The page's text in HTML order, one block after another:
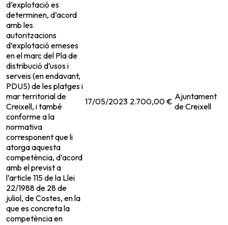
d’explotació es
determinen, d’acord
amb les
autoritzacions
d’explotació emeses
en el marc del Pla de
distribució d’usos i
serveis (en endavant,
PDUS) de les platges i
mar territorial de
Creixell, i també
conforme a la
normativa
corresponent que li
atorga aquesta
competència, d’acord
amb el previst a
l’article 115 de la Llei
22/1988 de 28 de
juliol, de Costes, en la
que es concreta la
competència en
17/05/2023 2.700,00 € Ajuntament
de Creixell